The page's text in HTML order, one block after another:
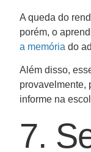
A queda do
porém, o
a memória do
Além disso,
provavelmente,
informe na
7.